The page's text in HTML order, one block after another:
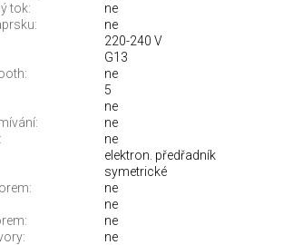
tok:
ne
ne
220-240 V
G13
ne
5
ne
ne
ne
elektron. předřadník
symetrické
ne
ne
ne
ne